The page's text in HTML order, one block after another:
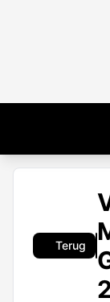
Programma &
Terug